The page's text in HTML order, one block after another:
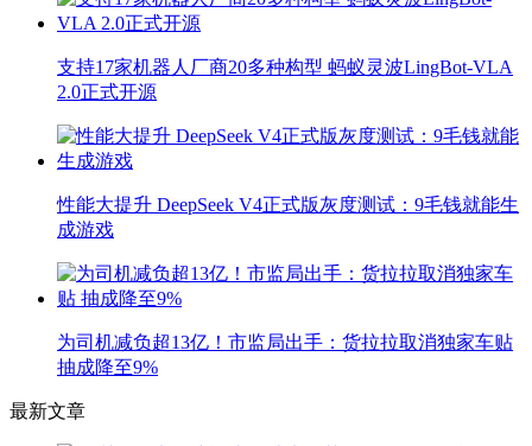
支持17家机器人厂商20多种构型 蚂蚁灵波LingBot-VLA
2.0正式开源
性能大提升 DeepSeek V4正式版灰度测试：9毛钱就能生
成游戏
为司机减负超13亿！市监局出手：货拉拉取消独家车贴
抽成降至9%
最新文章